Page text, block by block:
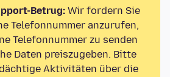
Betrug: Wir fordern Sie
Telefonnummer anzurufen,
Telefonnummer zu senden
Daten preiszugeben. Bitte
Aktivitäten über die